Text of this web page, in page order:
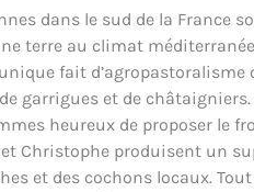
dans le sud de la France
terre au climat
fait
garrigues et de châtaigniers.
heureux de proposer le
Christophe produisent un
et des cochons locaux.